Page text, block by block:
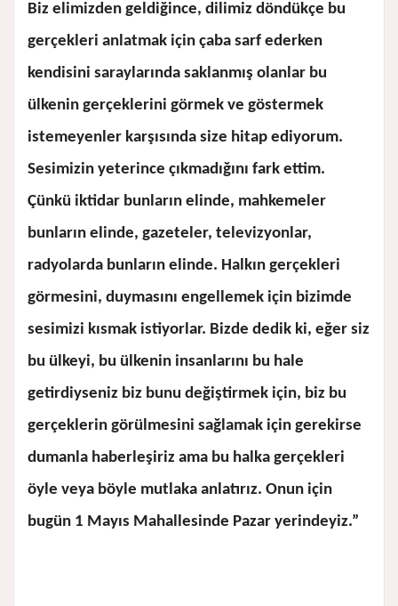
Biz elimizden geldiğince, dilimiz döndükçe bu
gerçekleri anlatmak için çaba sarf ederken
kendisini saraylarında saklanmış olanlar bu
ülkenin gerçeklerini görmek ve göstermek
istemeyenler karşısında size hitap ediyorum.
Sesimizin yeterince çıkmadığını fark ettim.
Çünkü iktidar bunların elinde, mahkemeler
bunların elinde, gazeteler, televizyonlar,
radyolarda bunların elinde. Halkın gerçekleri
görmesini, duymasını engellemek için bizimde
sesimizi kısmak istiyorlar. Bizde dedik ki, eğer siz
bu ülkeyi, bu ülkenin insanlarını bu hale
getirdiyseniz biz bunu değiştirmek için, biz bu
gerçeklerin görülmesini sağlamak için gerekirse
dumanla haberleşiriz ama bu halka gerçekleri
öyle veya böyle mutlaka anlatırız. Onun için
bugün 1 Mayıs Mahallesinde Pazar yerindeyiz.”